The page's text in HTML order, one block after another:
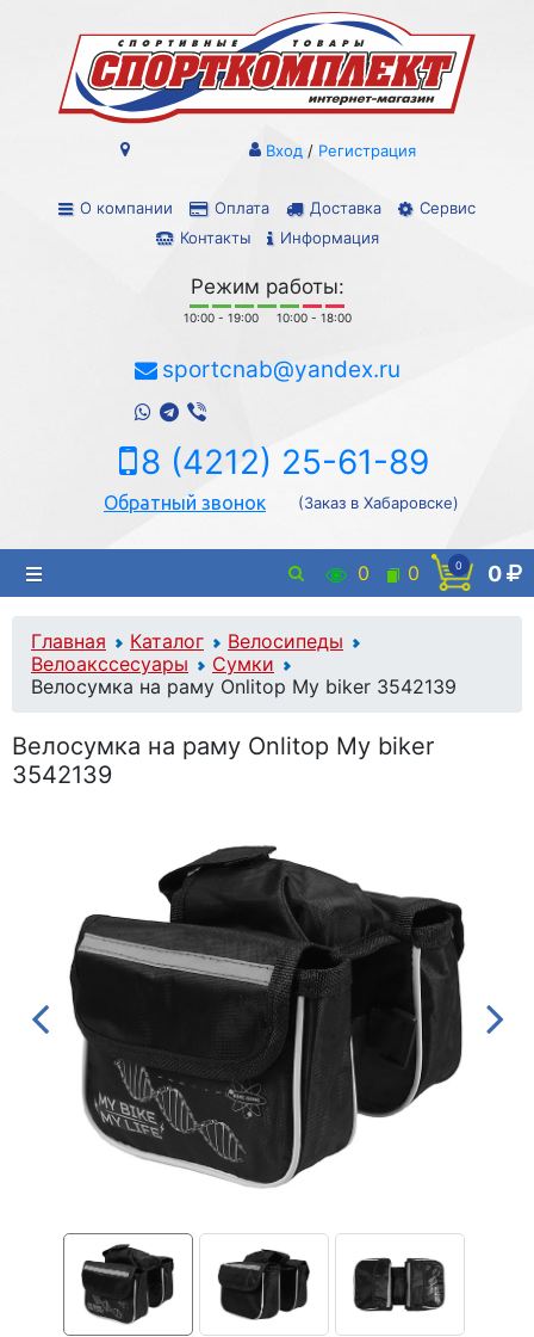
О компании Оплата Доставка
Сервис
Контакты
Информация
Вход / Регистрация
Режим работы:
10:00 - 19:00 10:00 - 18:00
sportcnab@yandex.ru
8 (4212) 25-61-89
Обратный звонок (Заказ в Хабаровске)
0 0 0 0
Главная Каталог
Велосипеды
Велоакссесуары
Сумки
Велосумка на раму Onlitop My biker 3542139
Велосумка на раму Onlitop My biker
3542139